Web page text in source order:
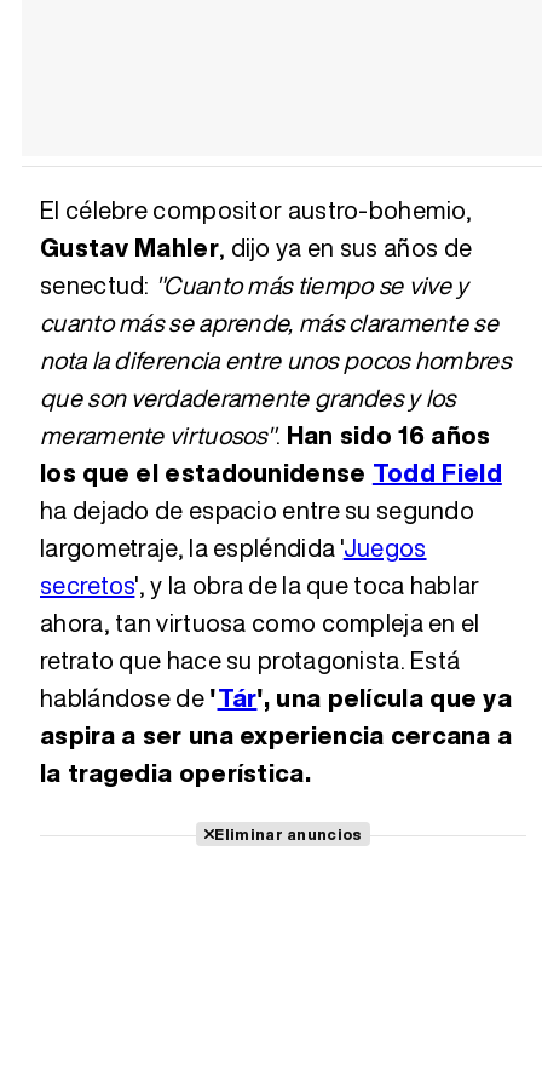
El célebre compositor austro-bohemio,
Gustav Mahler, dijo ya en sus años de
senectud: "Cuanto más tiempo se vive y
cuanto más se aprende, más claramente se
nota la diferencia entre unos pocos hombres
que son verdaderamente grandes y los
meramente virtuosos". Han sido 16 años
los que el estadounidense Todd Field
ha dejado de espacio entre su segundo
largometraje, la espléndida 'Juegos
secretos', y la obra de la que toca hablar
ahora, tan virtuosa como compleja en el
retrato que hace su protagonista. Está
hablándose de'Tár', una película que ya
aspira a ser una experiencia cercana a
la tragedia operística.
Eliminar anuncios